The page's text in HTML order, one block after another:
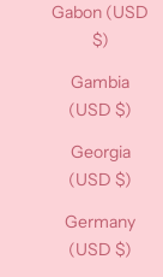
Gabon (USD
$)
Gambia
(USD $)
Georgia
(USD $)
Germany
(USD $)